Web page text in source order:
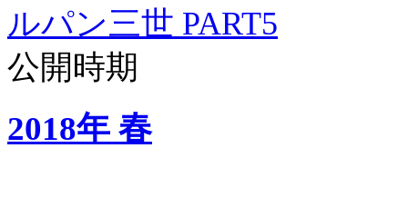
ルパン三世 PART5
公開時期
2018年 春